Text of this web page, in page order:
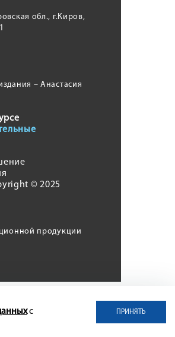
обл., г.Киров,
– Анастасия
© 2025
продукции
с
ПРИНЯТЬ